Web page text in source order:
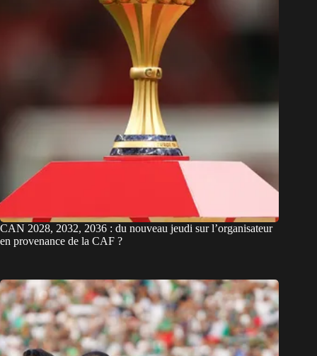
CAN 2028, 2032, 2036 : du nouveau jeudi sur l’organisateur
en provenance de la CAF ?